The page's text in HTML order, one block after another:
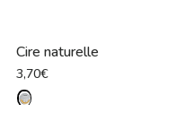
Cire naturelle
3,70€